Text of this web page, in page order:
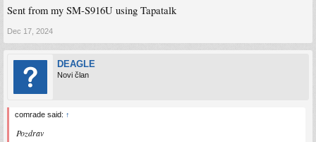
Sent from my SM-S916U using Tapatalk
Dec 17, 2024
DEAGLE
Novi član
comrade said: ↑
Pozdrav